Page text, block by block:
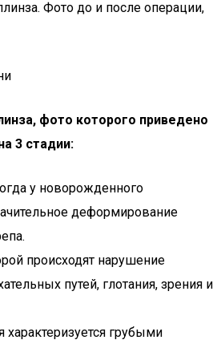
фото которого приведено
3 стадии:
у новорожденного
деформирование
происходят нарушение
путей, глотания, зрения и
характеризуется грубыми